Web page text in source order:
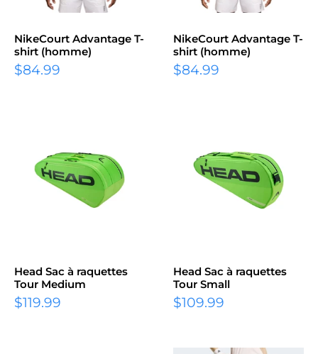
NikeCourt Advantage T-
shirt (homme)
Prix
$84.99
NikeCourt Advantage T-
shirt (homme)
Prix
$84.99
Head Sac à raquettes
Tour Medium
Prix
$119.99
Head Sac à raquettes
Tour Small
Prix
$109.99